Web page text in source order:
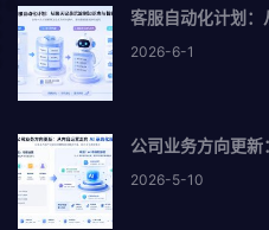
客服自动化计划
2026-6-1
公司业务方向更
2026-5-10